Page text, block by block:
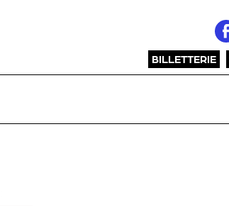
BILLETTERIE